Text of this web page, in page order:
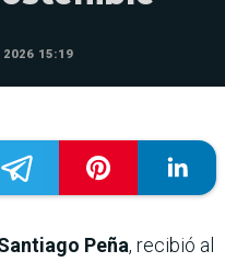
2026 15:19
Peña, recibió al